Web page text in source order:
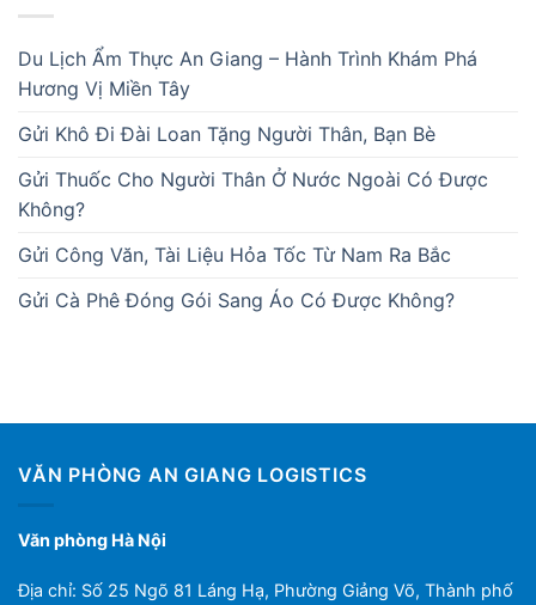
Du Lịch Ẩm Thực An Giang – Hành Trình Khám Phá
Hương Vị Miền Tây
Gửi Khô Đi Đài Loan Tặng Người Thân, Bạn Bè
Gửi Thuốc Cho Người Thân Ở Nước Ngoài Có Được
Không?
Gửi Công Văn, Tài Liệu Hỏa Tốc Từ Nam Ra Bắc
Gửi Cà Phê Đóng Gói Sang Áo Có Được Không?
VĂN PHÒNG AN GIANG LOGISTICS
Văn phòng Hà Nội
Địa chỉ: Số 25 Ngõ 81 Láng Hạ, Phường Giảng Võ, Thành phố